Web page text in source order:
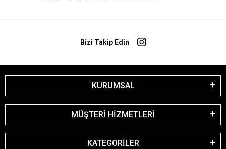
Bizi Takip Edin
KURUMSAL
MÜŞTERİ HİZMETLERİ
KATEGORİLER